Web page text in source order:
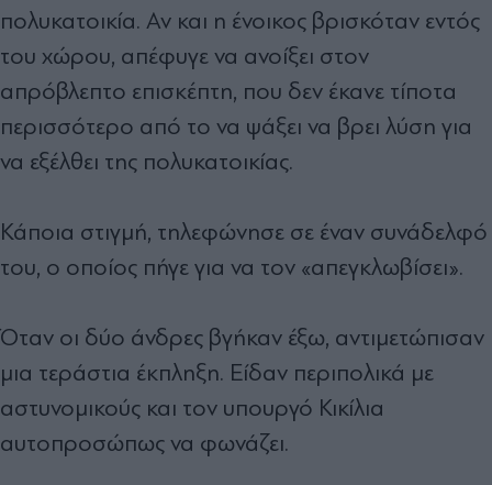
πολυκατοικία. Αν και η ένοικος βρισκόταν εντός
του χώρου, απέφυγε να ανοίξει στον
απρόβλεπτο επισκέπτη, που δεν έκανε τίποτα
περισσότερο από το να ψάξει να βρει λύση για
να εξέλθει της πολυκατοικίας.
Κάποια στιγμή, τηλεφώνησε σε έναν συνάδελφό
του, ο οποίος πήγε για να τον «απεγκλωβίσει».
Όταν οι δύο άνδρες βγήκαν έξω, αντιμετώπισαν
μια τεράστια έκπληξη. Είδαν περιπολικά με
αστυνομικούς και τον υπουργό Κικίλια
αυτοπροσώπως να φωνάζει.